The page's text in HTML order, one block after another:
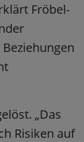
Fröbel-
„Das
Risiken auf